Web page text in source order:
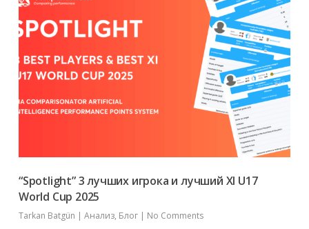
“Spotlight” 3 лучших игрока и лучший XI U17
World Cup 2025
Tarkan Batgün | Анализ, Блог | No Comments